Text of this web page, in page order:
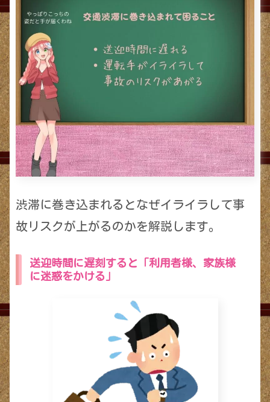
渋滞に巻き込まれるとなぜイライラして事
故リスクが上がるのかを解説します。
送迎時間に遅刻すると「利用者様、家族様
に迷惑をかける」